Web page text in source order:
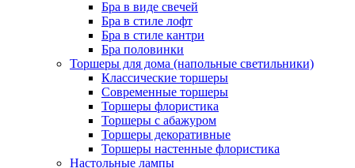
Бра в виде свечей
Бра в стиле лофт
Бра в стиле кантри
Бра половинки
Торшеры для дома (напольные светильники)
Классические торшеры
Современные торшеры
Торшеры флористика
Торшеры с абажуром
Торшеры декоративные
Торшеры настенные флористика
Настольные лампы